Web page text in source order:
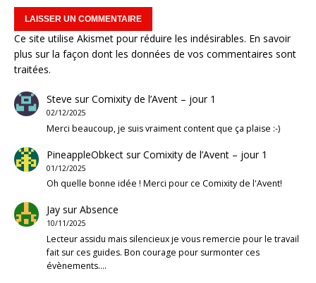
Ce site utilise Akismet pour réduire les indésirables. En savoir
plus sur la façon dont les données de vos commentaires sont
traitées.
Steve surComixity de l’Avent – jour 1
02/12/2025
Merci beaucoup, je suis vraiment content que ça plaise :-)
PineappleObkectsurComixity de l’Avent – jour 1
01/12/2025
Oh quelle bonne idée ! Merci pour ce Comixity de l'Avent!
JaysurAbsence
10/11/2025
Lecteur assidu mais silencieux je vous remercie pour le travail
fait sur ces guides. Bon courage pour surmonter ces
évènements.…